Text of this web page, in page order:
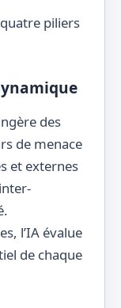
piliers
des
de menace
et externes
l’IA évalue
de chaque